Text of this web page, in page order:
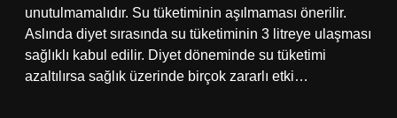
unutulmamalıdır. Su tüketiminin aşılmaması önerilir.
Aslında diyet sırasında su tüketiminin 3 litreye ulaşması
sağlıklı kabul edilir. Diyet döneminde su tüketimi
azaltılırsa sağlık üzerinde birçok zararlı etki…